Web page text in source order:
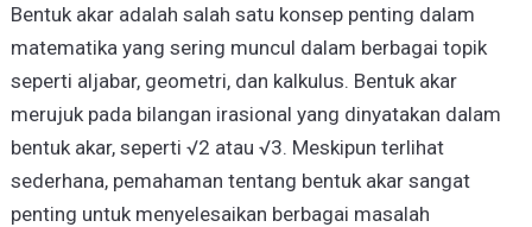
Bentuk akar adalah salah satu konsep penting dalam
matematika yang sering muncul dalam berbagai topik
seperti aljabar, geometri, dan kalkulus. Bentuk akar
merujuk pada bilangan irasional yang dinyatakan dalam
bentuk akar, seperti √2 atau √3. Meskipun terlihat
sederhana, pemahaman tentang bentuk akar sangat
penting untuk menyelesaikan berbagai masalah